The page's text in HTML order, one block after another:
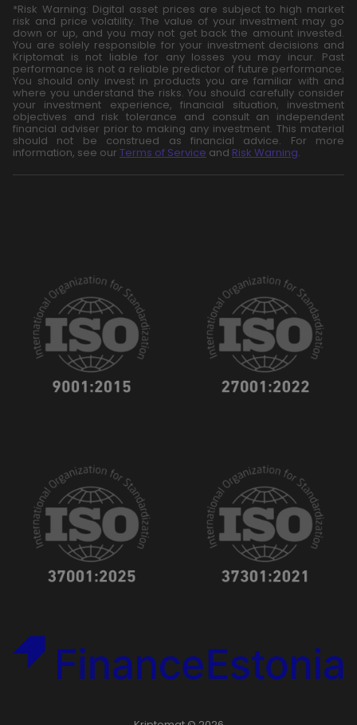
*Risk Warning: Digital asset prices are subject to high market
risk and price volatility. The value of your investment may go
down or up, and you may not get back the amount invested.
You are solely responsible for your investment decisions and
Kriptomat is not liable for any losses you may incur. Past
performance is not a reliable predictor of future performance.
You should only invest in products you are familiar with and
where you understand the risks. You should carefully consider
your investment experience, financial situation, investment
objectives and risk tolerance and consult an independent
financial adviser prior to making any investment. This material
should not be construed as financial advice. For more
information, see our Terms of Service and Risk Warning.